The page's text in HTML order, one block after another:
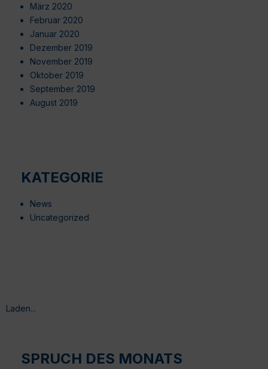
März 2020
Februar 2020
Januar 2020
Dezember 2019
November 2019
Oktober 2019
September 2019
August 2019
KATEGORIE
News
Uncategorized
Laden...
SPRUCH DES MONATS